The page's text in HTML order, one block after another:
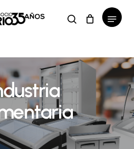
search
Menu
Close
Cart
Close